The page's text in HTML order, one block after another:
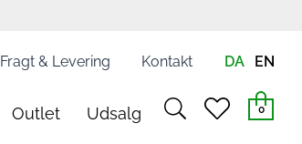
Outlet Udsalg
searchheart
0
Fragt & Levering Kontakt DA EN